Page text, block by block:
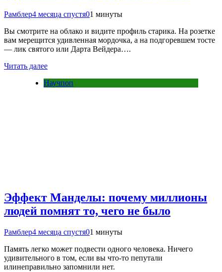
Рамблер4 месяца спустя01 минуты
Вы смотрите на облако и видите профиль старика. На розетке
вам мерещится удивленная мордочка, а на подгоревшем тосте
— лик святого или Дарта Вейдера….
Читать далее
Научпоп
Эффект Манделы: почему миллионы
людей помнят то, чего не было
Рамблер4 месяца спустя01 минуты
Память легко может подвести одного человека. Ничего
удивительного в том, если вы что-то пепутали
илинеправильно запомнили нет.